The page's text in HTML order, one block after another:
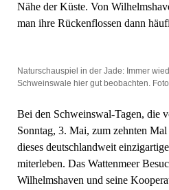
Nähe der Küste. Von
man ihre Rückenflossen dann
Naturschauspiel in der Jade: Immer
Schweinswale hier gut beobachten.
Bei den Schweinswal-Tagen, die
Sonntag, 3. Mai, zum zehnten
dieses deutschlandweit
miterleben. Das Wattenmeer
Wilhelmshaven und seine